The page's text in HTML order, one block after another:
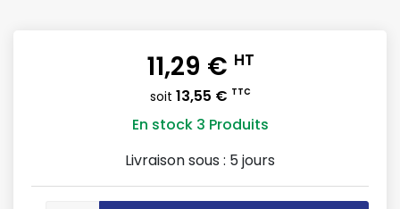
11,29 € HT
soit 13,55 € TTC
En stock 3 Produits
Livraison sous : 5 jours